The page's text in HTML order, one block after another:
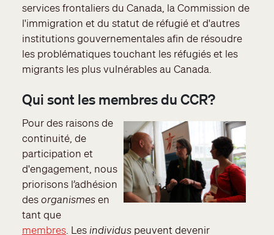
services frontaliers du Canada, la Commission de
l'immigration et du statut de réfugié et d'autres
institutions gouvernementales afin de résoudre
les problématiques touchant les réfugiés et les
migrants les plus vulnérables au Canada.
Qui sont les membres du CCR?
Pour des raisons de
continuité, de
participation et
d'engagement, nous
priorisons l’adhésion
desorganismesen
tant que
membres . Les individus peuvent devenir